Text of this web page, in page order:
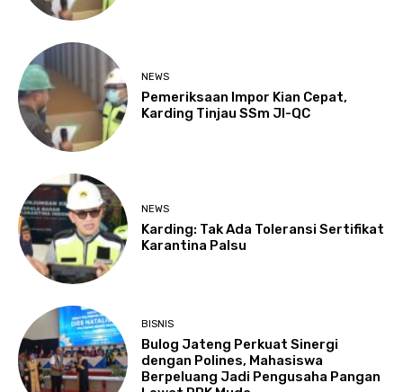
NEWS
Pemeriksaan Impor Kian Cepat,
Karding Tinjau SSm JI-QC
NEWS
Karding: Tak Ada Toleransi Sertifikat
Karantina Palsu
BISNIS
Bulog Jateng Perkuat Sinergi
dengan Polines, Mahasiswa
Berpeluang Jadi Pengusaha Pangan